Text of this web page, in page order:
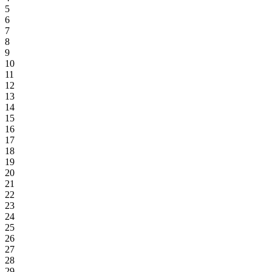
5
6
7
8
9
10
11
12
13
14
15
16
17
18
19
20
21
22
23
24
25
26
27
28